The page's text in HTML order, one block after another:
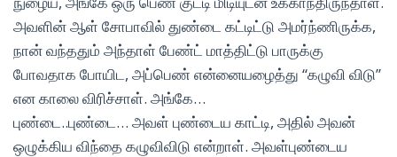
அவளின் ஆள் சோபாவில் துண்டை கட்டிட்டு அமர்ந்ணிருக்க,
நான் வந்ததும் அந்தாள் பேண்ட் மாத்திட்டு பாருக்கு
போவதாக போயிட, அப்பெண் என்னையழைத்து “கழுவி விடு”
என காலை விரிச்சாள். அங்கே…
புண்டை..புண்டை… அவள் புண்டைய காட்டி, அதில் அவன்
ஒழுக்கிய விந்தை கழுவிவிடு என்றாள். அவள்புண்டைய